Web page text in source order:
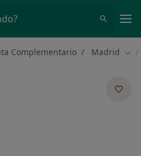
Complementario Madrid